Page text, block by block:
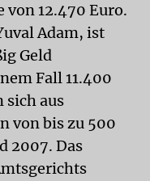
12.470 Euro.
Adam, ist
Geld
Fall 11.400
sich aus
von bis zu 500
2007. Das